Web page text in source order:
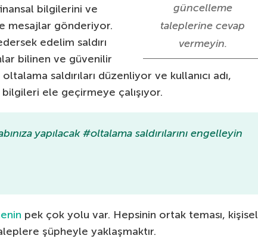
güncelleme
taleplerine cevap
vermeyin.
bilgilerini ve
mesajlar gönderiyor.
edelim saldırı
bilinen ve güvenilir
saldırıları düzenliyor ve kullanıcı adı,
ele geçirmeye çalışıyor.
yapılacak #oltalama saldırılarını engelleyin
pek çok yolu var. Hepsinin ortak teması, kişisel
şüpheyle yaklaşmaktır.